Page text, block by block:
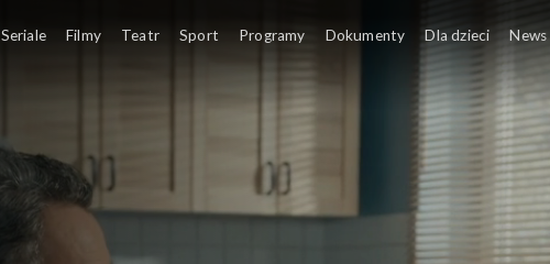
Seriale Filmy Teatr Sport Programy Dokumenty Dla dzieci News